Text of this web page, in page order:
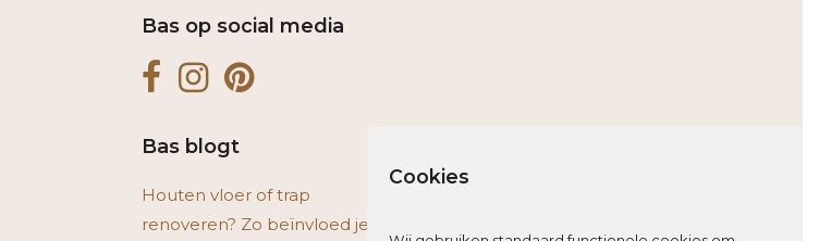
Bas op social media
Bas blogt
Houten vloer of trap
renoveren? Zo beïnvloed je
Cookies